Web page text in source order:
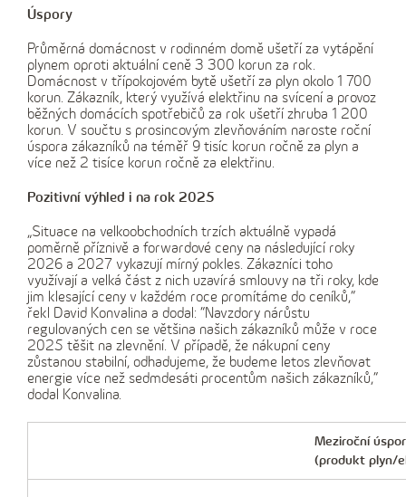
Úspory
Průměrná domácnost v rodinném domě ušetří za vytápění
plynem oproti aktuální ceně 3 300 korun za rok.
Domácnost v třípokojovém bytě ušetří za plyn okolo 1 700
korun. Zákazník, který využívá elektřinu na svícení a provoz
běžných domácích spotřebičů za rok ušetří zhruba 1 200
korun. V součtu s prosincovým zlevňováním naroste roční
úspora zákazníků na téměř 9 tisíc korun ročně za plyn a
více než 2 tisíce korun ročně za elektřinu.
Pozitivní výhled i na rok 2025
„Situace na velkoobchodních trzích aktuálně vypadá
poměrně příznivě a forwardové ceny na následující roky
2026 a 2027 vykazují mírný pokles. Zákazníci toho
využívají a velká část z nich uzavírá smlouvy na tři roky, kde
jim klesající ceny v každém roce promítáme do ceníků,“
řekl David Konvalina a dodal: “Navzdory nárůstu
regulovaných cen se většina našich zákazníků může v roce
2025 těšit na zlevnění. V případě, že nákupní ceny
zůstanou stabilní, odhadujeme, že budeme letos zlevňovat
energie více než sedmdesáti procentům našich zákazníků,“
dodal Konvalina.
Meziroční
(produkt plyn/